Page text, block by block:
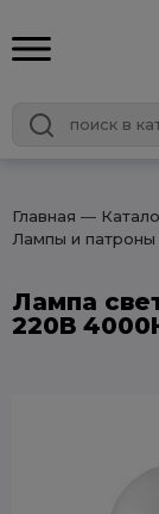
Главная ―
Лампы и патроны
Лампа
220В